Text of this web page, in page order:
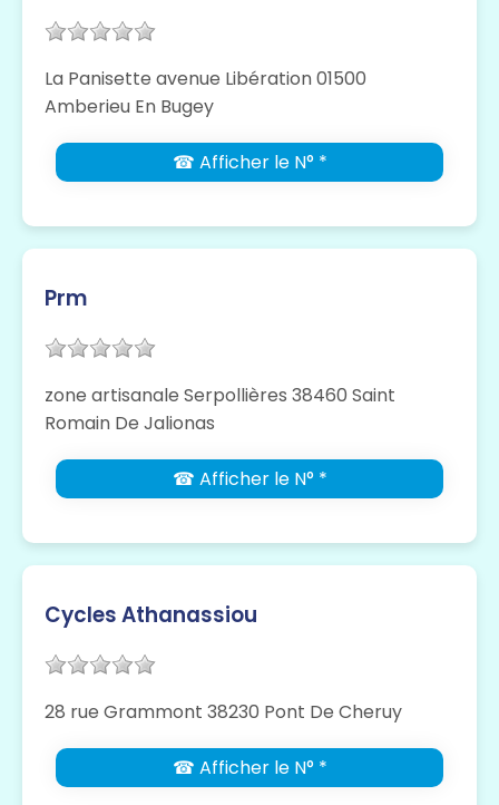
La Panisette avenue Libération 01500
Amberieu En Bugey
☎ Afficher le N° *
Prm
zone artisanale Serpollières 38460 Saint
Romain De Jalionas
☎ Afficher le N° *
Cycles Athanassiou
28 rue Grammont 38230 Pont De Cheruy
☎ Afficher le N° *